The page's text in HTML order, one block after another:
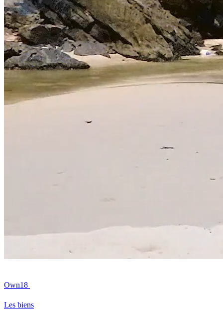
Own18
Les biens